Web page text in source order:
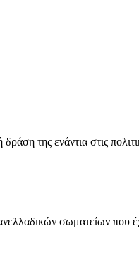
της ενάντια στις
σωματείων που